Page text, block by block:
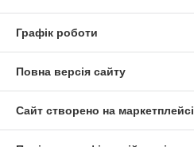
Графік роботи
Повна версія сайту
Сайт створено на маркетплейсі